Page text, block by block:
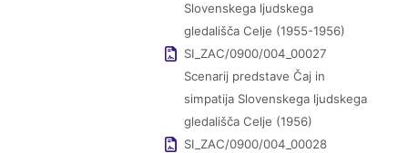
Slovenskega ljudskega
gledališča Celje (1955-1956)
SI_ZAC/0900/004_00027
Scenarij predstave Čaj in
simpatija Slovenskega ljudskega
gledališča Celje (1956)
SI_ZAC/0900/004_00028